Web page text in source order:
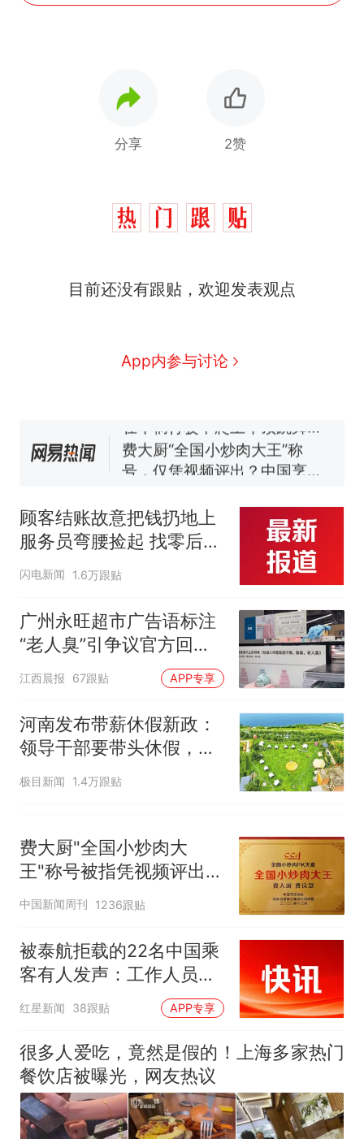
分享 2赞
目前还没有跟贴，欢迎发表观点
App内参与讨论
争议，此前一天内数万人从摩
洛哥涌入西班牙
新 男子上山采菌偶然发现鸡枞
菌窝，原地守1天等它长大：挖
（新京报）
费大厨“全国小炒肉大王”称
号，仅凭视频评出？中国烹饪
官方通报
惊艳！字都飘起来了 博主在田
间创作“悬浮字” 网友：真·裸眼
3D！ 西班牙飞地休达边境，摩洛
争议，此前一天内数万人从摩
洛哥涌入西班牙
顾客结账故意把钱扔地上
服务员弯腰捡起 找零后照
原样扔回去 老板称：服务
员是我儿子 他没做错 奖
励100元
闪电新闻 1.6万跟贴
广州永旺超市广告语标注
“老人臭”引争议官方回
应：统一上报反馈，门店
核实完毕后会回电
江西晨报 67跟贴 APP专享
河南发布带薪休假新政：
领导干部要带头休假，推
动全员应休尽休、休满休
+年假”短途度假模式
极目新闻 1.4万跟贴
费大厨"全国小炒肉大
王"称号被指凭视频评出
官方回应
中国新闻周刊 1236跟贴
被泰航拒载的22名中国乘
客有人发声：工作人员承
诺免费改签，最后却自费
红星新闻 38跟贴 APP专享
很多人爱吃，竟然是假的！上海多家热门
餐饮店被曝光，网友热议